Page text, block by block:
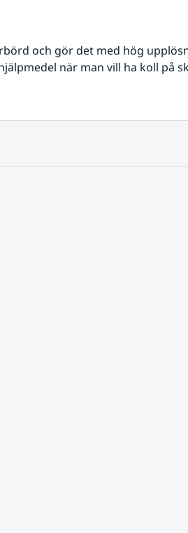
och gör det med hög
när man vill ha koll på